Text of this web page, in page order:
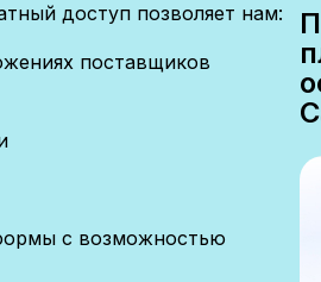
доступ позволяет нам:
поставщиков
с возможностью